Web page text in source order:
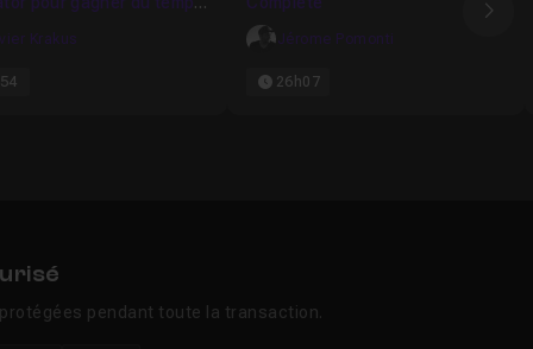
Krakus Jérome Pomonti
26h07
pendant toute la transaction.